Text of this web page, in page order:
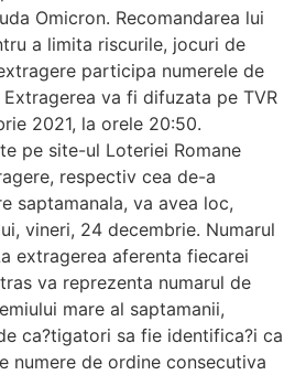
Omicron. Recomandarea lui
a limita riscurile, jocuri de
participa numerele de
va fi difuzata pe TVR
2021, la orele 20:50.
pe site-ul Loteriei Romane
respectiv cea de-a
saptamanala, va avea loc,
vineri, 24 decembrie. Numarul
extragerea aferenta fiecarei
va reprezenta numarul de
mare al saptamanii,
ca?tigatori sa fie identifica?i ca
numere de ordine consecutiva